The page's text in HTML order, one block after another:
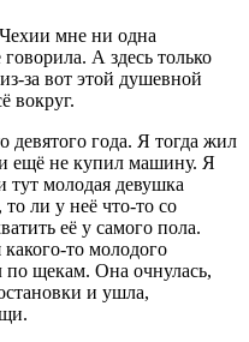
мне ни одна
А здесь только
за вот этой душевной
вокруг.
девятого года. Я тогда жил
и ещё не купил машину. Я
тут молодая девушка
ли у неё что-то со
её у самого пола.
то молодого
по щекам. Она очнулась,
и ушла,